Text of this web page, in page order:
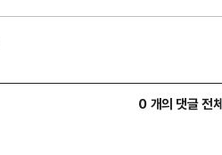
0 개의 댓글 전